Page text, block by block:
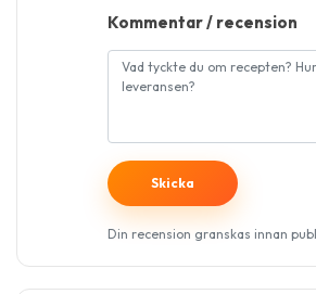
Kommentar / recension
Din recension granskas innan